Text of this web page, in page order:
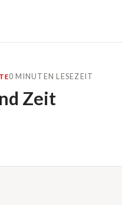
0 MINUTEN LESEZEIT
Zeit